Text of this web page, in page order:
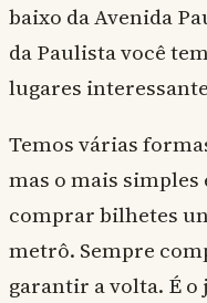
baixo da Avenida
da Paulista você
lugares
Temos várias
mas o mais simples
comprar bilhetes
metrô. Sempre
garantir a volta. É o